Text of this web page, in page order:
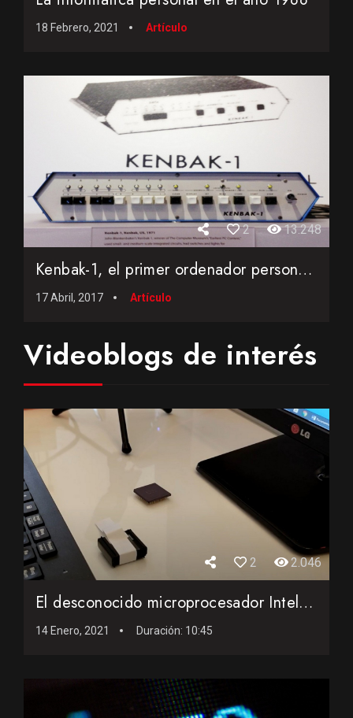
18 Febrero, 2021 Artículo
2 13.248
Kenbak-1, el primer ordenador personal comercial de la histo...
17 Abril, 2017 Artículo
Videoblogs de interés
2 2.046
El desconocido microprocesador Intel 80186
14 Enero, 2021 Duración: 10:45